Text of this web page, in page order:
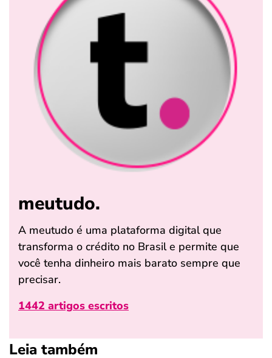
meutudo.
A meutudo é uma plataforma digital que
transforma o crédito no Brasil e permite que
você tenha dinheiro mais barato sempre que
precisar.
1442 artigos escritos
Leia também